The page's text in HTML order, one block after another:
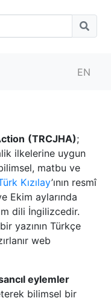
EN
(TRCJHA);
ilkelerine uygun
matbu ve
Kızılay’ının resmî
Ekim aylarında
dili İngilizcedir.
yazının Türkçe
web
eylemler
bilimsel bir